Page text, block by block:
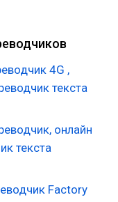
4G ,
текста
онлайн
текста
Factory